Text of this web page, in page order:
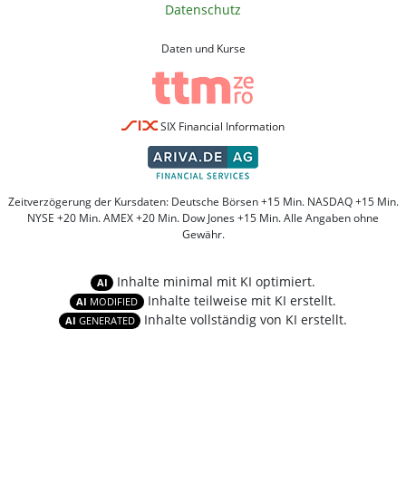
Datenschutz
Daten und Kurse
SIX Financial Information
Zeitverzögerung der Kursdaten: Deutsche Börsen +15 Min. NASDAQ +15 Min.
NYSE +20 Min. AMEX +20 Min. Dow Jones +15 Min. Alle Angaben ohne
Gewähr.
AI Inhalte minimal mit KI optimiert.
AI MODIFIED Inhalte teilweise mit KI erstellt.
AI GENERATED Inhalte vollständig von KI erstellt.